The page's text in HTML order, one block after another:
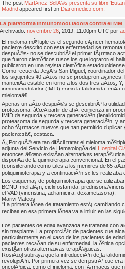
The post MartÃ­nez-SellÃ©s presenta su libro
Madrid appeared first on Diariomedico.com
La plataforma inmunomoduladora contra el MM
Archivado: noviembre 26 , 2019, 11:00pm UTC por
El mieloma mÃºltiple es el segundo cÃ¡ncer
paciente descrito con esta enfermedad se remonta
despuÃ©s- no se descubriÃ³ el primer fÃ¡rmaco
que fueron cientÃ­ficos rusos los que lograron el
publicaron en una revista cientÃ­fica estadounidense.
Como recuerda JesÃºs San Miguel, coordinador
los siguientes 40 aÃ±os no se produjeron
mantenÃ­a estable en torno a los dos-tres aÃ±os.
inmunomodulador (IMID) como la talidomida tenÃ­a
mielomaâ€.
Apenas un aÃ±o despuÃ©s se descubriÃ³ la
proteasoma. â€œA partir de ahÃ­, comienza un
IMID de segunda y tercera generaciÃ³n
proteasoma de segunda y tercera generaciÃ³n, y
ocho fÃ¡rmacos nuevos que han permitido duplicar
pacientesâ€, destaca.
Â¿Por quÃ© era tan difÃ­cil tratar el mieloma
adjunta del Servicio de HematologÃ­a del Hospital
entonces â€œno existÃ­an alternativas
disponÃ­a de la quimioterapia convencional. En el
(considerando como tales a los menores de 65
poliquimioterapia y a continuaciÃ³n se les realizaba
Los esquemas de poliquimioterapia que se
BCNU, melfalÃ¡n, ciclofosfamida, prednisona/
el VAD (vincristina, adriamicina, dexametasona).
Marivi Mateos
“La primera lÃ­nea de tratamiento estÃ¡ cambiando
reciban en esa primera lÃ­nea va a influir en las
Los pacientes de edad avanzada se trataban con
sin trasplante. La proporciÃ³n de pacientes que
particularmente en el caso de los pacientes de
pacientes recaÃ­an de su enfermedad, la Ãºnica
existÃ­an otras alternativas terapÃ©uticas.
RosiÃ±ol subraya que la introducciÃ³n de la
revoluciÃ³n. Por primera vez se demostrÃ³ que
oncolÃ³gica, como el mieloma, con fÃ¡rmacos que